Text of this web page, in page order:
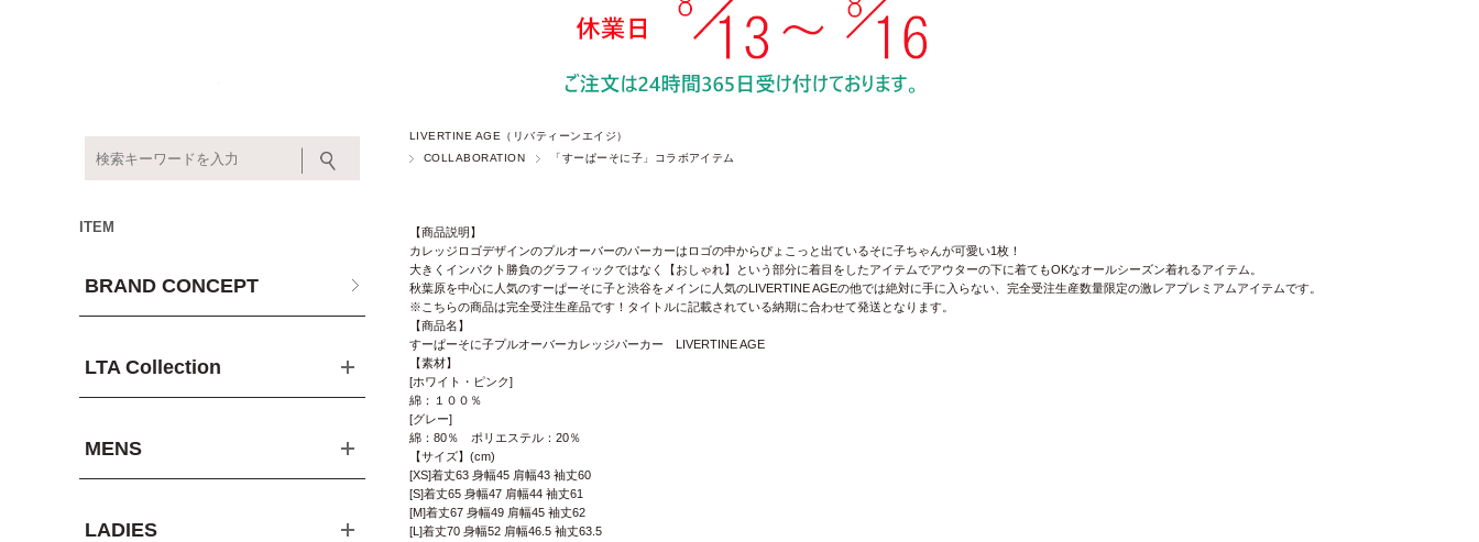
LIVERTINE AGE（リバティーンエイジ）
COLLABORATION
「すーぱーそに子」コラボアイテム
【商品説明】
カレッジロゴデザインのプルオーバーのパーカーはロゴの中からぴょこっと出ているそに子ちゃんが可愛い1枚！
大きくインパクト勝負のグラフィックではなく【おしゃれ】という部分に着目をしたアイテムでアウターの下に着てもOKなオールシーズン着れるアイテム。
秋葉原を中心に人気のすーぱーそに子と渋谷をメインに人気のLIVERTINE AGEの他では絶対に手に入らない、完全受注生産数量限定の激レアプレミアムアイテムです。
※こちらの商品は完全受注生産品です！タイトルに記載されている納期に合わせて発送となります。
【商品名】
すーぱーそに子プルオーバーカレッジパーカー LIVERTINE AGE
【素材】
[ホワイト・ピンク]
綿：１００％
[グレー]
綿：80％ ポリエステル：20％
【サイズ】(cm)
[XS]着丈63 身幅45 肩幅43 袖丈60
[S]着丈65 身幅47 肩幅44 袖丈61
[M]着丈67 身幅49 肩幅45 袖丈62
[L]着丈70 身幅52 肩幅46.5 袖丈63.5
ITEM
BRAND CONCEPT
LTA Collection
MENS
LADIES